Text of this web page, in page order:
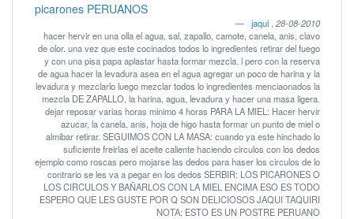
picarones PERUANOS
jaqui 28-08-2010
hacer hervir en una olla el agua, sal, zapallo, camote, canela, anis, clavo
de olor. una vez que este cocinados todos lo ingredientes retirar del fuego
y con una pisa papa aplastar hasta formar mezcla. l pero con la reserva
de agua hacer la levadura asea en el agua agregar un poco de harina y la
levadura y mezclarlo luego mezclar todos lo ingredientes menciaonados la
mezcla DE ZAPALLO, la harina, agua, levadura y hacer una masa ligera.
dejar reposar varias horas minimo 4 horas PARA LA MIEL: Hacer hervir
azucar, la canela, anis, hoja de higo hasta formar un punto de miel o
almibar retirar. SEGUIMOS CON LA MASA: cuando ya este hinchado lo
suficiente freirlas el aceite caliente haciendo circulos con los dedos
ejemplo como roscas pero mojarse las dedos para haser los circulos de lo
contrario se les va a pegar en los dedos SERBIR: LOS PICARONES O
LOS CIRCULOS Y BAÑARLOS CON LA MIEL ENCIMA ESO ES TODO
ESPERO QUE LES GUSTE POR Q SON DELICIOSOS JAQUI TAQUIRI
NOTA; ESTO ES UN POSTRE PERUANO